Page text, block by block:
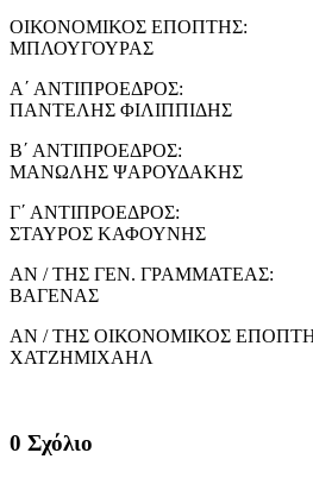
ΟΙΚΟΝΟΜΙΚΟΣ
ΜΠΛΟΥΓΟΥΡΑΣ
Α΄
ΠΑΝΤΕΛΗΣ ΦΙΛΙΠΠΙΔΗΣ
Β΄
ΜΑΝΩΛΗΣ ΨΑΡΟΥΔΑΚΗΣ
Γ΄
ΣΤΑΥΡΟΣ ΚΑΦΟΥΝΗΣ
ΑΝ / ΤΗΣ ΓΕΝ.
ΒΑΓΕΝΑΣ
ΑΝ / ΤΗΣ ΟΙΚΟΝΟΜΙΚΟΣ
ΧΑΤΖΗΜΙΧΑΗΛ
0 Σχόλιο